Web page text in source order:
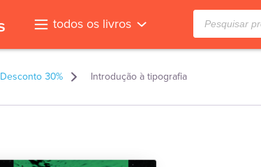
todos os livros Pesquisar
produtos
Desconto 30% Introdução à tipografia